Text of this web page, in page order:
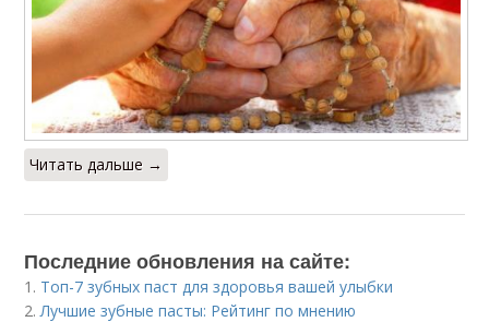
Читать дальше →
Последние обновления на сайте:
1. Топ-7 зубных паст для здоровья вашей улыбки
2.Лучшие зубные пасты: Рейтинг по мнению